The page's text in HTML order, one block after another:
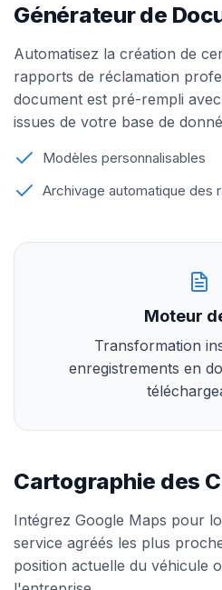
Générateur de
Automatisez la création de
rapports de réclamation
document est pré-rempli
issues de votre base de
Modèles personnalisables
Archivage automatique des
Moteur
Transformation
enregistrements en
Cartographie des
Intégrez Google Maps pour
service agréés les plus
position actuelle du véhicule